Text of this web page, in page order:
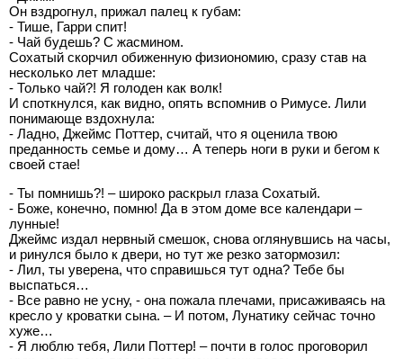
Он вздрогнул, прижал палец к губам:
- Тише, Гарри спит!
- Чай будешь? С жасмином.
Сохатый скорчил обиженную физиономию, сразу став на
несколько лет младше:
- Только чай?! Я голоден как волк!
И споткнулся, как видно, опять вспомнив о Римусе. Лили
понимающе вздохнула:
- Ладно, Джеймс Поттер, считай, что я оценила твою
преданность семье и дому… А теперь ноги в руки и бегом к
своей стае!
- Ты помнишь?! – широко раскрыл глаза Сохатый.
- Боже, конечно, помню! Да в этом доме все календари –
лунные!
Джеймс издал нервный смешок, снова оглянувшись на часы,
и ринулся было к двери, но тут же резко затормозил:
- Лил, ты уверена, что справишься тут одна? Тебе бы
выспаться…
- Все равно не усну, - она пожала плечами, присаживаясь на
кресло у кроватки сына. – И потом, Лунатику сейчас точно
хуже…
- Я люблю тебя, Лили Поттер! – почти в голос проговорил